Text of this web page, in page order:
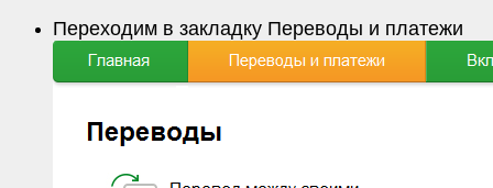
Переходим в закладку Переводы и платежи